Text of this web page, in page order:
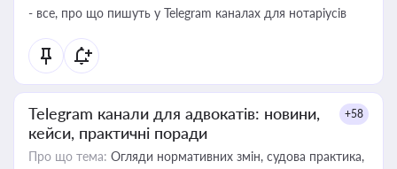
- все, про що пишуть у Telegram каналах для нотаріусів
Telegram канали для адвокатів: новини,
кейси, практичні поради
+58
Про що тема: Огляди нормативних змін, судова практика,